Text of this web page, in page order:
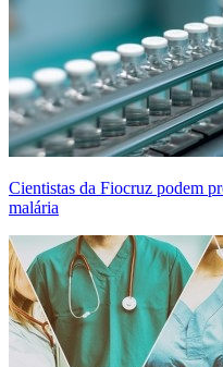
Cientistas da Fiocruz podem
malária